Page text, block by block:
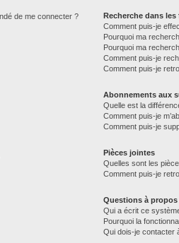
de me connecter ?
Recherche dans les
Comment puis-je
Pourquoi ma
Pourquoi ma
Comment puis-je
Comment puis-je
Abonnements aux
Quelle est la
Comment puis-je
Comment puis-je
Pièces jointes
Quelles sont les
Comment puis-je
Questions à
Qui a écrit ce
Pourquoi la
Qui dois-je contacter